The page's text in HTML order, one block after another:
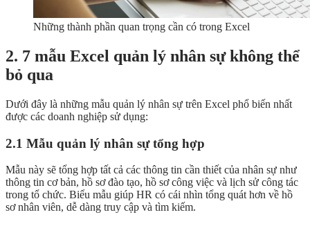
Những thành phần quan trọng cần có trong Excel
2. 7 mẫu Excel quản lý nhân sự không thể
bỏ qua
Dưới đây là những mẫu quản lý nhân sự trên Excel phổ biến nhất
được các doanh nghiệp sử dụng:
2.1 Mẫu quản lý nhân sự tổng hợp
Mẫu này sẽ tổng hợp tất cả các thông tin cần thiết của nhân sự như
thông tin cơ bản, hồ sơ đào tạo, hồ sơ công việc và lịch sử công tác
trong tổ chức. Biểu mẫu giúp HR có cái nhìn tổng quát hơn về hồ
sơ nhân viên, dễ dàng truy cập và tìm kiếm.